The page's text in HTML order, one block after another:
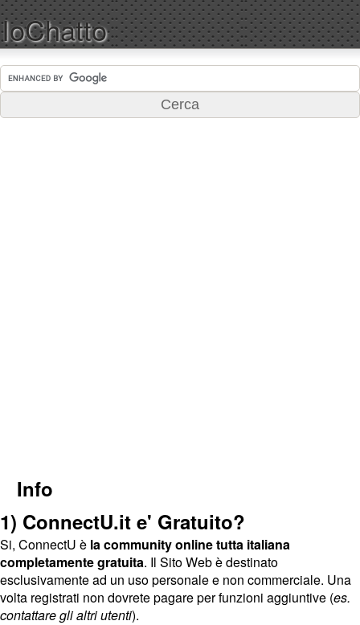
IoChatto
Info
1) ConnectU.it e' Gratuito?
Si, ConnectU è la community online tutta italiana
completamente gratuita. Il Sito Web è destinato
esclusivamente ad un uso personale e non commerciale. Una
volta registrati non dovrete pagare per funzioni aggiuntive (es.
contattare gli altri utenti).